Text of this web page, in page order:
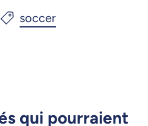
LinkedIn
qui pourraient